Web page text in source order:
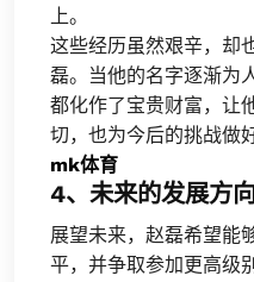
上。
这些经历虽然艰辛，却
磊。当他的名字逐渐为
都化作了宝贵财富，让
切，也为今后的挑战做
mk体育
4、未来的发展方
展望未来，赵磊希望能
平，并争取参加更高级